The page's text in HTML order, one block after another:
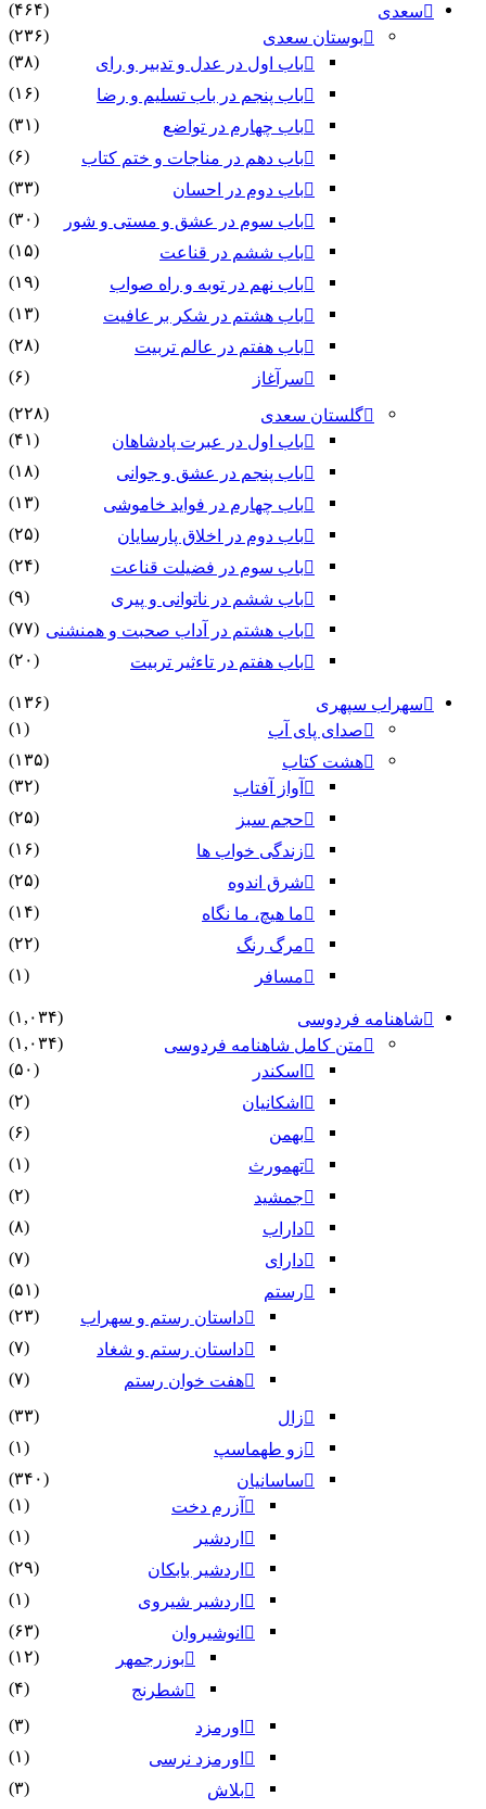
سعدی
(۴۶۴)
بوستان سعدی
(۲۳۶)
باب اول در عدل و تدبیر و رای
(۳۸)
باب پنجم در باب تسلیم و رضا
(۱۶)
باب چهارم در تواضع
(۳۱)
باب دهم در مناجات و ختم کتاب
(۶)
باب دوم در احسان
(۳۳)
باب سوم در عشق و مستی و شور
(۳۰)
باب ششم در قناعت
(۱۵)
باب نهم در توبه و راه صواب
(۱۹)
باب هشتم در شکر بر عافیت
(۱۳)
باب هفتم در عالم تربیت
(۲۸)
سرآغاز
(۶)
گلستان سعدی
(۲۲۸)
باب اول در عبرت پادشاهان
(۴۱)
باب پنجم در عشق و جوانى
(۱۸)
باب چهارم در فواید خاموشى
(۱۳)
باب دوم در اخلاق پارسایان
(۲۵)
باب سوم در فضیلت قناعت
(۲۴)
باب ششم در ناتوانى و پیرى
(۹)
باب هشتم در آداب صحبت و همنشنى (۷۷)
باب هفتم در تاءثیر تربیت
(۲۰)
سهراب سپهری
(۱۳۶)
صدای پای آب
(۱)
هشت کتاب
(۱۳۵)
آواز آفتاب
(۳۲)
حجم سبز
(۲۵)
زندگی خواب ها
(۱۶)
شرق اندوه
(۲۵)
ما هیچ، ما نگاه
(۱۴)
مرگ رنگ
(۲۲)
مسافر
(۱)
شاهنامه فردوسی
(۱,۰۳۴)
متن کامل شاهنامه فردوسی
(۱,۰۳۴)
اسکندر
(۵۰)
اشکانیان
(۲)
بهمن
(۶)
تهمورث
(۱)
جمشید
(۲)
داراب
(۸)
دارای
(۷)
رستم
(۵۱)
داستان رستم و سهراب
(۲۳)
داستان رستم و شغاد
(۷)
هفت خوان رستم‏
(۷)
زال
(۳۳)
زو طهماسپ‏
(۱)
ساسانیان
(۳۴۰)
آزرم دخت
(۱)
اردشیر
(۱)
اردشیر بابکان
(۲۹)
اردشیر شیروی
(۱)
انوشیروان
(۶۳)
بوزرجمهر
(۱۲)
شطرنج
(۴)
اورمزد
(۳)
اورمزد نرسى‏
(۱)
بلاش
(۳)